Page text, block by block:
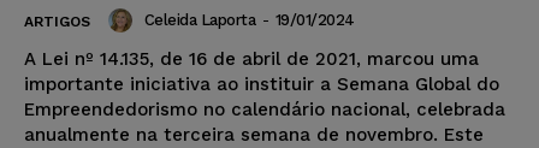
ARTIGOS Celeida Laporta - 19/01/2024
A Lei nº 14.135, de 16 de abril de 2021, marcou uma
importante iniciativa ao instituir a Semana Global do
Empreendedorismo no calendário nacional, celebrada
anualmente na terceira semana de novembro. Este